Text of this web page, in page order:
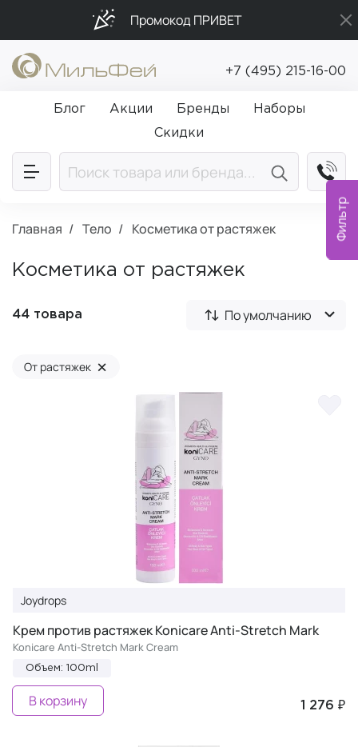
Фильтр
Промокод ПРИВЕТ
Подарки в каждый заказ от 5 000₽
Бесплатная доставка от 5 000₽
+7 (495) 215-16-00
Блог Акции Бренды
Наборы
Скидки
Главная Тело Косметика от растяжек
Косметика от растяжек
44 товара По умолчанию
От растяжек ×
Joydrops
Крем против растяжек Konicare Anti-Stretch Mark
Konicare Anti-Stretch Mark Cream
Объем: 100ml
1 276 ₽
В корзину